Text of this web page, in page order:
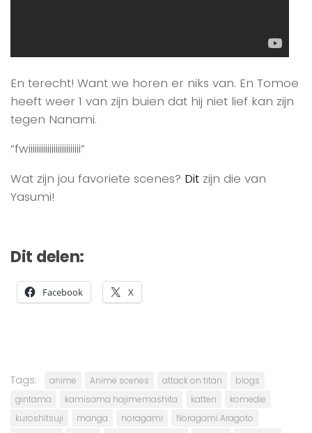
En terecht! Want we horen er niks van. En Tomoe
heeft weer 1 van zijn buien dat hij niet lief kan zijn
tegen Nanami.
“fwiiiiiiiiiiiiiiiiiiiiiiiii”
Wat zijn jou favoriete scenes? Dit zijn die van
Yasumi!
Dit delen:
Facebook X
Tags: anime Anime scenes attack on titan
blogs
gintama
kamisama hajimemashita katten
komedie
kuroshitsuji
manga noragami
Noragami Aragoto